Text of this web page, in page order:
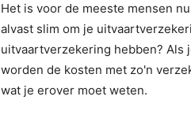
Het is voor de meeste mensen
alvast slim om je
uitvaartverzekering hebben?
worden de kosten met zo'n
wat je erover moet weten.